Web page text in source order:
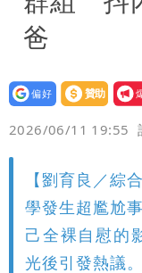
爸
設為
贊助
我
爆
2026/06/11 19:55
【劉育良／綜
學發生超尷尬
己全裸自慰的
光後引發熱議。